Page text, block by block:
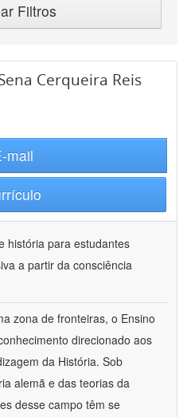
Filtros
Cerqueira Reis
mail
história para estudantes
a partir da consciência
zona de fronteiras, o Ensino
direcionado aos
da História. Sob
alemã e das teorias da
desse campo têm se